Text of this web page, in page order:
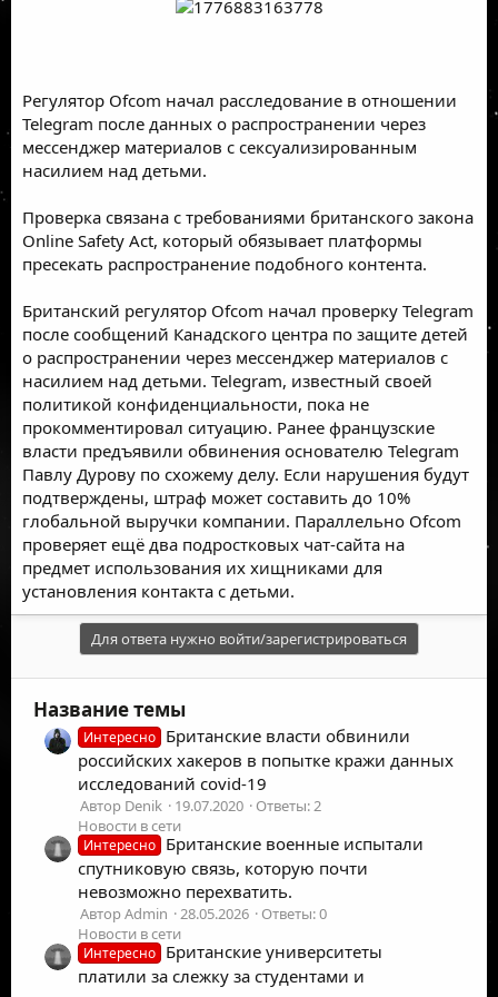
Регулятор Ofcom начал расследование в отношении
Telegram после данных о распространении через
мессенджер материалов с сексуализированным
насилием над детьми.
Проверка связана с требованиями британского закона
Online Safety Act, который обязывает платформы
пресекать распространение подобного контента.
Британский регулятор Ofcom начал проверку Telegram
после сообщений Канадского центра по защите детей
о распространении через мессенджер материалов с
насилием над детьми. Telegram, известный своей
политикой конфиденциальности, пока не
прокомментировал ситуацию. Ранее французские
власти предъявили обвинения основателю Telegram
Павлу Дурову по схожему делу. Если нарушения будут
подтверждены, штраф может составить до 10%
глобальной выручки компании. Параллельно Ofcom
проверяет ещё два подростковых чат-сайта на
предмет использования их хищниками для
установления контакта с детьми.
Для ответа нужно войти/зарегистрироваться
Название темы
Интересно Британские власти обвинили
российских хакеров в попытке кражи данных
исследований covid-19
Автор Denik 19.07.2020
Ответы: 2
Новости в сети
Интересно Британские военные испытали
спутниковую связь, которую почти
невозможно перехватить.
Автор Admin 28.05.2026
Ответы: 0
Новости в сети
Интересно Британские университеты
платили за слежку за студентами и